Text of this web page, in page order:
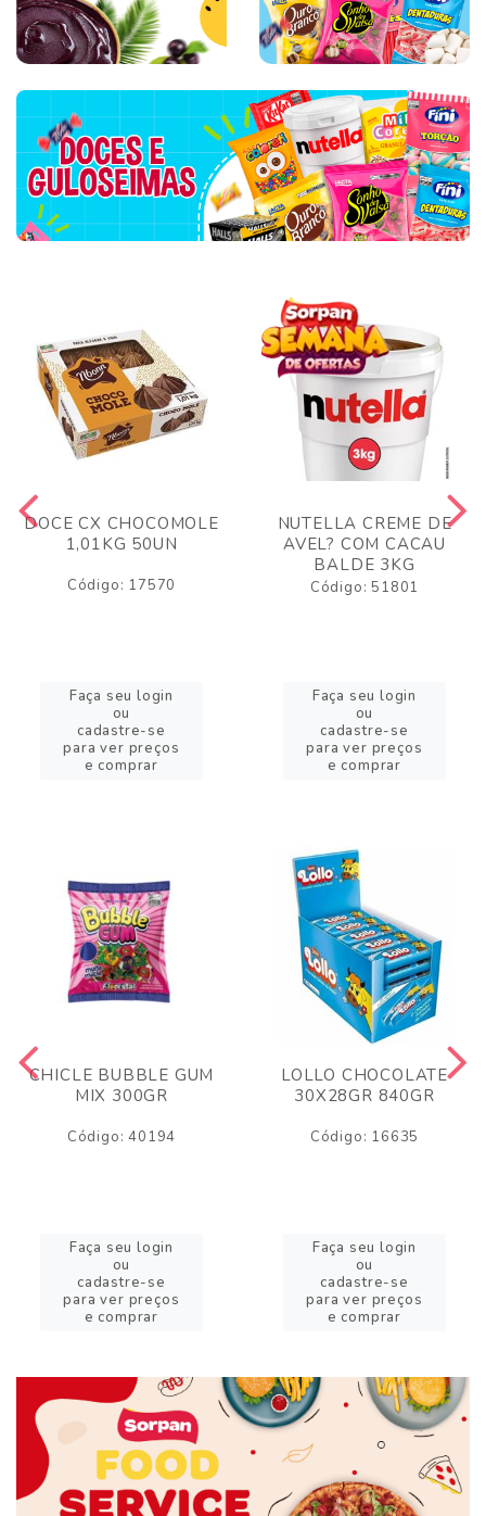
DOCE CX CHOCOMOLE
1,01KG 50UN
Código: 17570
Faça seu login
ou
cadastre-se
para ver preços
e comprar
NUTELLA CREME DE
AVEL? COM CACAU
BALDE 3KG
Código: 51801
Faça seu login
ou
cadastre-se
para ver preços
e comprar
CHICLE BUBBLE GUM
MIX 300GR
Código: 40194
Faça seu login
ou
cadastre-se
para ver preços
e comprar
LOLLO CHOCOLATE
30X28GR 840GR
Código: 16635
Faça seu login
ou
cadastre-se
para ver preços
e comprar